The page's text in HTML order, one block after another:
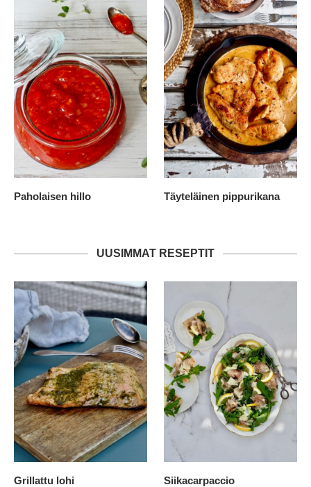
Paholaisen hillo Täyteläinen pippurikana
UUSIMMAT RESEPTIT
Grillattu lohi
Siikacarpaccio